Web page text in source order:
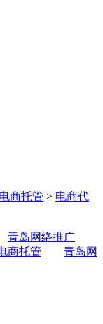
电商托管 > 电商代
青岛网络推广
商托管
青岛网